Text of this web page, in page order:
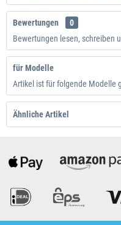
Bewertungen
0
Bewertungen lesen, schreiben
für Modelle
Artikel ist für folgende Modelle
Ähnliche Artikel